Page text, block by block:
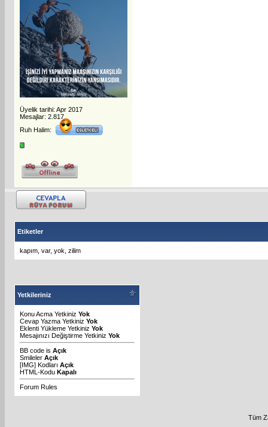
Üyelik tarihi: Apr 2017
Mesajlar: 2.817
Ruh Halim:
Etiketler
kapım var, yok zilim
Yetkileriniz
Konu Acma Yetkiniz Yok
Cevap Yazma Yetkiniz Yok
Eklenti Yükleme Yetkiniz Yok
Mesajınızı Değiştirme Yetkiniz Yok
BB code is Açık
Smileler Açık
[IMG] Kodları Açık
HTML-Kodu Kapalı
Forum Rules
Tüm